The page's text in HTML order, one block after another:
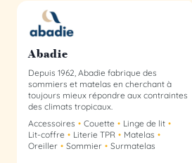
Abadie Collectif
Abadie
Depuis 1962, Abadie fabrique des
sommiers et matelas en cherchant à
toujours mieux répondre aux contraintes
des climats tropicaux.
Accessoires
Couette
Linge de lit
Lit-coffre
Literie TPR
Matelas
Oreiller
Sommier Surmatelas